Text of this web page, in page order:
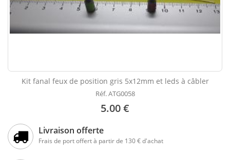
Kit fanal feux de position gris 5x12mm et leds à câbler
Réf. ATG0058
5.00 €
Livraison offerte
Frais de port offert à partir de 130 € d'achat